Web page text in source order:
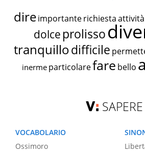
dire importante richiestaattività
dolce prolisso
tranquillodifficile
inerme particolarefare bello
SAPERE
VOCABOLARIO
Ossimoro